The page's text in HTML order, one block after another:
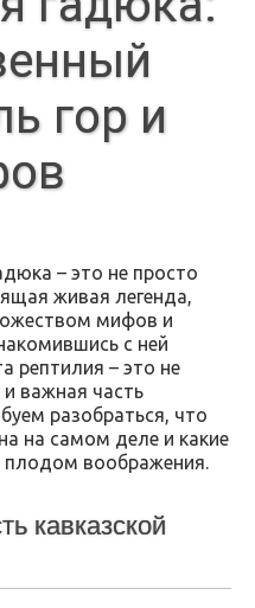
гор и
– это не просто
живая легенда,
мифов и
с ней
рептилия – это не
важная часть
разобраться, что
на самом деле и какие
воображения.
кавказской